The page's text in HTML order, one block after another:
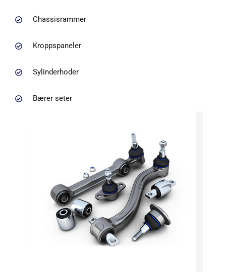
Chassisrammer
Kroppspaneler
Sylinderhoder
Bærer seter